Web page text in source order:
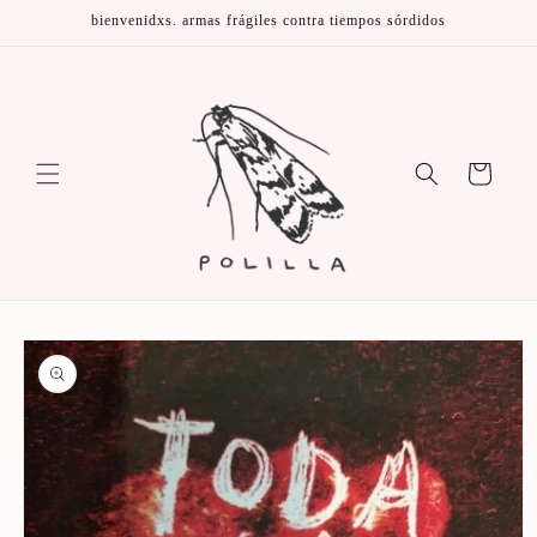
directamentebienvenidxs. armas frágiles contra tiempos sórdidos
Carrito
directamente
a la
información
del producto